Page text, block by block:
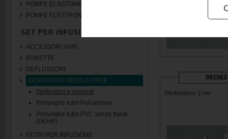
POMPE ELASTOMERICHE
POMPE ELETTRONICHE a breve...
SET PER INFUSIONE
ACCESSORI VARI
BURETTE
DEFLUSSORI
DISPOSITIVI NEEDLE FREE
Perforatori e raccordi
Prolunghe tubo Poliuretano
Prolunghe tubo PVC senza ftalati
(DEHP)
FILTRI PER INFUSIONE
091563
Perforatore 2 vie